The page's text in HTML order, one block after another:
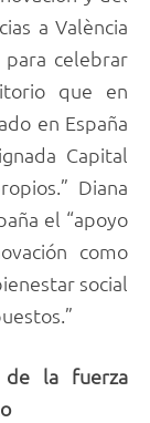
a València
celebrar
que en
en España
Capital
Diana
el “apoyo
como
social
de la fuerza